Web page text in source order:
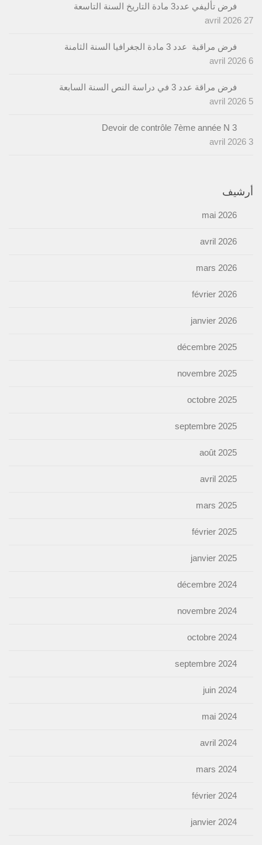
فرض تأليفي عدد3 مادة التاريخ السنة التاسعة
27 avril 2026
فرض مراقبة عدد 3 مادة الجغرافيا السنة الثامنة
6 avril 2026
فرض مراقة عدد 3 في دراسة النص السنة السابعة
5 avril 2026
Devoir de contrôle 7ème année N 3
3 avril 2026
أرشيف
mai 2026
avril 2026
mars 2026
février 2026
janvier 2026
décembre 2025
novembre 2025
octobre 2025
septembre 2025
août 2025
avril 2025
mars 2025
février 2025
janvier 2025
décembre 2024
novembre 2024
octobre 2024
septembre 2024
juin 2024
mai 2024
avril 2024
mars 2024
février 2024
janvier 2024